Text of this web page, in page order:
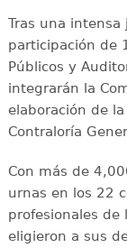
Tras una
participación de
Públicos y
integrarán la
elaboración de
Contraloría
Con más de
urnas en los 22
profesionales
eligieron a sus